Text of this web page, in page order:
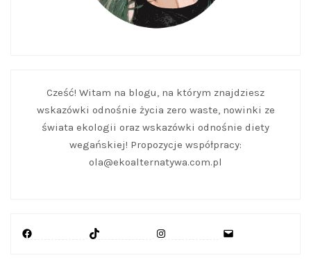
Cześć! Witam na blogu, na którym znajdziesz
wskazówki odnośnie życia zero waste, nowinki ze
świata ekologii oraz wskazówki odnośnie diety
wegańskiej! Propozycje współpracy:
ola@ekoalternatywa.com.pl
Facebook
TikTok
Instagram
Mail